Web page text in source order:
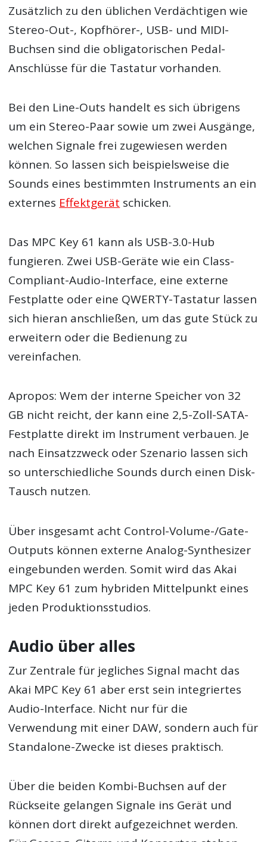
Zusätzlich zu den üblichen Verdächtigen wie
Stereo-Out-, Kopfhörer-, USB- und MIDI-
Buchsen sind die obligatorischen Pedal-
Anschlüsse für die Tastatur vorhanden.
Bei den Line-Outs handelt es sich übrigens
um ein Stereo-Paar sowie um zwei Ausgänge,
welchen Signale frei zugewiesen werden
können. So lassen sich beispielsweise die
Sounds eines bestimmten Instruments an ein
externes Effektgerät schicken.
Das MPC Key 61 kann als USB-3.0-Hub
fungieren. Zwei USB-Geräte wie ein Class-
Compliant-Audio-Interface, eine externe
Festplatte oder eine QWERTY-Tastatur lassen
sich hieran anschließen, um das gute Stück zu
erweitern oder die Bedienung zu
vereinfachen.
Apropos: Wem der interne Speicher von 32
GB nicht reicht, der kann eine 2,5-Zoll-SATA-
Festplatte direkt im Instrument verbauen. Je
nach Einsatzzweck oder Szenario lassen sich
so unterschiedliche Sounds durch einen Disk-
Tausch nutzen.
Über insgesamt acht Control-Volume-/Gate-
Outputs können externe Analog-Synthesizer
eingebunden werden. Somit wird das Akai
MPC Key 61 zum hybriden Mittelpunkt eines
jeden Produktionsstudios.
Audio über alles
Zur Zentrale für jegliches Signal macht das
Akai MPC Key 61 aber erst sein integriertes
Audio-Interface. Nicht nur für die
Verwendung mit einer DAW, sondern auch für
Standalone-Zwecke ist dieses praktisch.
Über die beiden Kombi-Buchsen auf der
Rückseite gelangen Signale ins Gerät und
können dort direkt aufgezeichnet werden.